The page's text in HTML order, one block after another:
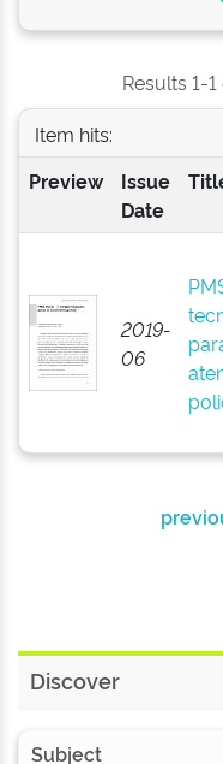
Results 1-
Item hits:
Preview
Issue
Date
2019-
06
Discover
Subject